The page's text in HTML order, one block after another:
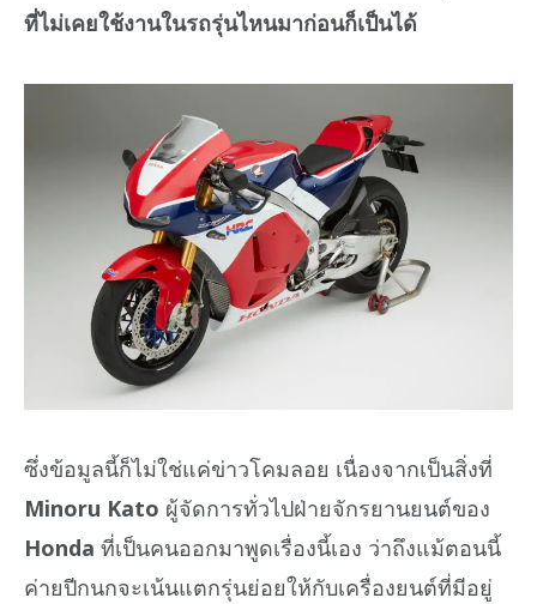
ที่ไม่เคยใช้งานในรถรุ่นไหนมาก่อนก็เป็นได้
ซึ่งข้อมูลนี้ก็ไม่ใช่แค่ข่าวโคมลอย เนื่องจากเป็นสิ่งที่
Minoru Kato ผู้จัดการทั่วไปฝ่ายจักรยานยนต์ของ
Honda ที่เป็นคนออกมาพูดเรื่องนี้เอง ว่าถึงแม้ตอนนี้
ค่ายปีกนกจะเน้นแตกรุ่นย่อยให้กับเครื่องยนต์ที่มีอยู่